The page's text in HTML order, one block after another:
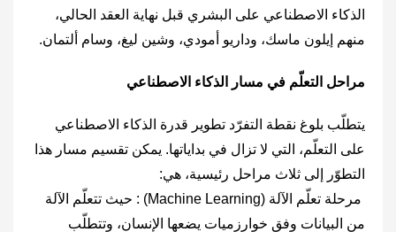
الذكاء الاصطناعي على البشري قبل نهاية العقد الحالي،
منهم إيلون ماسك، وداريو أمودي، وشين ليغ، وسام ألتمان.
مراحل التعلّم في مسار الذكاء الاصطناعي
يتطلّب بلوغ نقطة التفرّد تطوير قدرة الذكاء الاصطناعي
على التعلّم، التي لا تزال في بداياتها. يمكن تقسيم مسار هذا
التطوّر إلى ثلاث مراحل رئيسية، هي:
مرحلة تعلّم الآلة (‎Machine Learning‎) : حيث تتعلّم الآلة
من البيانات وفق خوارزميات يضعها الإنسان، وتتطلّب